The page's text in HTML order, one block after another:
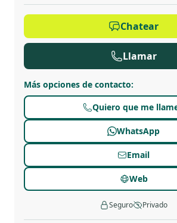
Chatear
Llamar
Más opciones de contacto:
Quiero que me
WhatsApp
Email
Web
Seguro Privado